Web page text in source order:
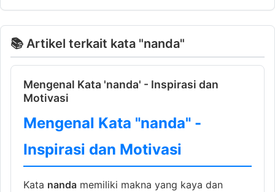
📚 Artikel terkait kata "nanda"
Mengenal Kata 'nanda' - Inspirasi dan
Motivasi
Mengenal Kata "nanda" -
Inspirasi dan Motivasi
Kata nanda memiliki makna yang kaya dan